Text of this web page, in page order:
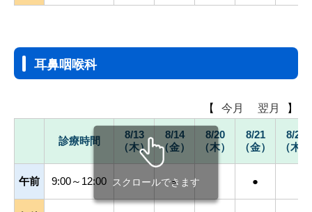
耳鼻咽喉科
【 今月 翌月 】
スクロールできます
診療時間
8/13
（木）
8/14
（金）
8/20
（木）
8/21
（金）
8/27
（木）
午前 9:00～12:00 ● ●